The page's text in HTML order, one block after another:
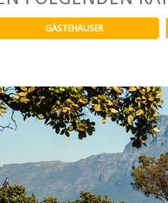
GÄSTEHÄUSER